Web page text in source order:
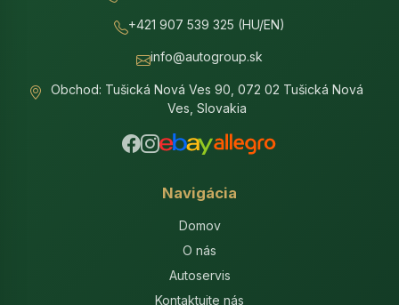
+421 907 539 325 (HU/EN)
info@autogroup.sk
Obchod: Tušická Nová Ves 90, 072 02 Tušická Nová
Ves, Slovakia
Navigácia
Domov
O nás
Autoservis
Kontaktujte nás